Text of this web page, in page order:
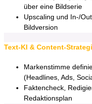
über eine Bildserie
Upscaling und In-/
Bildversion
Text-KI & Content-
Markenstimme
(Headlines, Ads,
Faktencheck,
Redaktionsplan